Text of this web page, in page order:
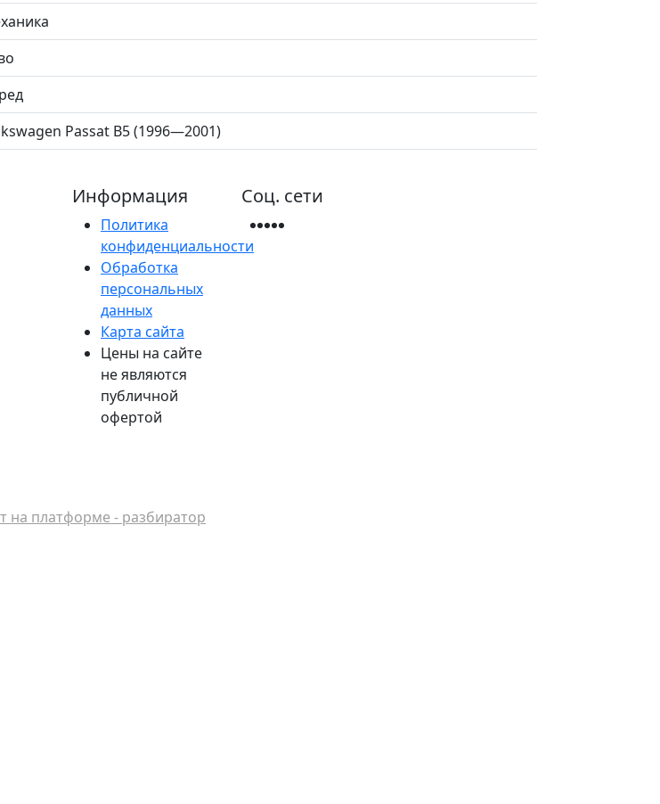
Passat B5 (1996—2001)
Информация
Политика
конфиденциальности
Обработка
персональных
данных
Карта сайта
Цены на сайте
не являются
публичной
офертой
Соц. сети
на платформе - разбиратор